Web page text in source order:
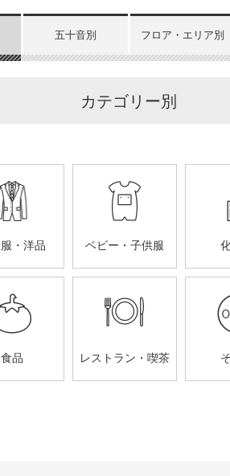
五十音別 フロア・エリア別
カテゴリー別
・洋品 ベビー・子供服
食品 レストラン・喫茶